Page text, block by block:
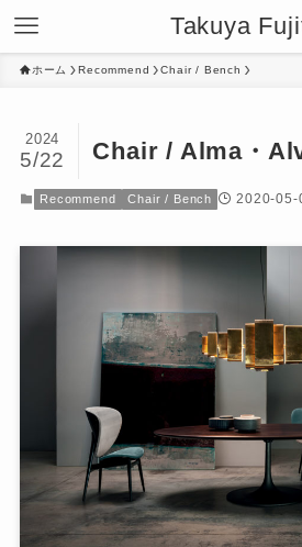
Takuya
ホーム Recommend Chair / Bench
Chair / Alma・
2024
5/22
Recommend Chair / Bench 2020-05-